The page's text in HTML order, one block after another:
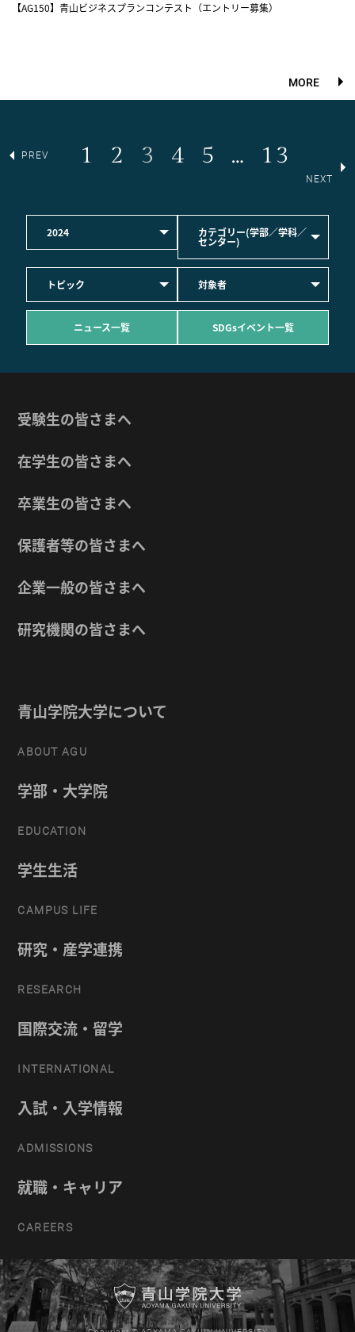
【AG150】青山ビジネスプランコンテスト（エントリー募集）
MORE
PREV 1 2 3 4 5 … 13
NEXT
2024 カテゴリー(学部／学科／
センター)
トピック 対象者
ニュース一覧 SDGsイベント一覧
受験生の皆さまへ
在学生の皆さまへ
卒業生の皆さまへ
保護者等の皆さまへ
企業一般の皆さまへ
研究機関の皆さまへ
青山学院大学について
ABOUT AGU
学部・大学院
EDUCATION
学生生活
CAMPUS LIFE
研究・産学連携
RESEARCH
国際交流・留学
INTERNATIONAL
入試・入学情報
ADMISSIONS
就職・キャリア
CAREERS